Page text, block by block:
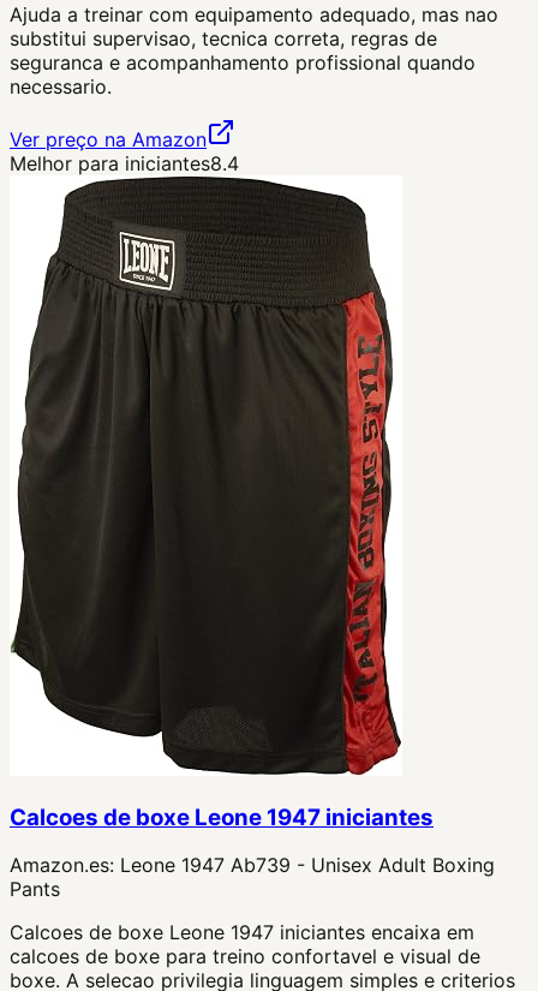
Ajuda a treinar com equipamento adequado, mas nao
substitui supervisao, tecnica correta, regras de
seguranca e acompanhamento profissional quando
necessario.
Ver preço na Amazon
Melhor para iniciantes8.4
Calcoes de boxe Leone 1947 iniciantes
Amazon.es: Leone 1947 Ab739 - Unisex Adult Boxing
Pants
Calcoes de boxe Leone 1947 iniciantes encaixa em
calcoes de boxe para treino confortavel e visual de
boxe. A selecao privilegia linguagem simples e criterios